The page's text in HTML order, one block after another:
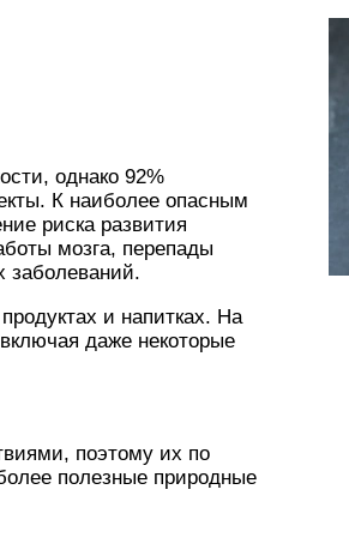
однако 92%
К наиболее опасным
риска развития
мозга, перепады
заболеваний.
и напитках. На
даже некоторые
поэтому их по
полезные природные